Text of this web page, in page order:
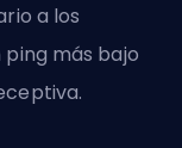
a los
más bajo